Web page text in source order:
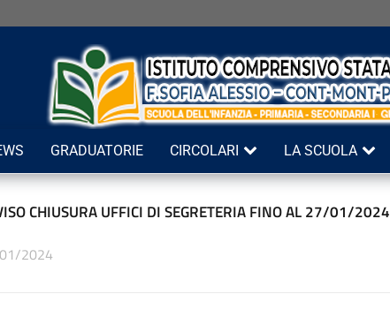
GRADUATORIE CIRCOLARI LA SCUOLA
CHIUSURA UFFICI DI SEGRETERIA FINO AL 27/01/2024
2024